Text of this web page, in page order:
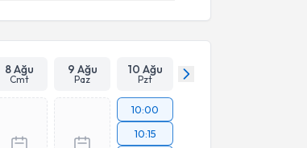
8 Ağu
Cmt
9 Ağu
Paz
10 Ağu
Pzt
10:00
10:15